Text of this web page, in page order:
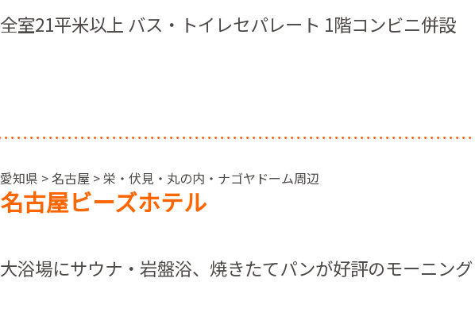
全室21平米以上 バス・トイレセパレート 1階コンビニ併設
愛知県 > 名古屋 > 栄・伏見・丸の内・ナゴヤドーム周辺
名古屋ビーズホテル
大浴場にサウナ・岩盤浴、焼きたてパンが好評のモーニン